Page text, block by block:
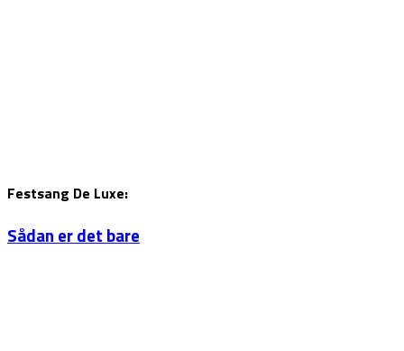
Festsang De Luxe:
Sådan er det bare